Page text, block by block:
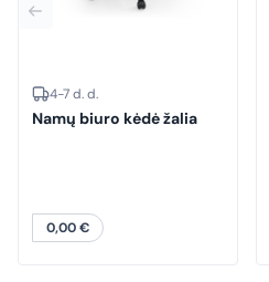
4-7 d. d.
Namų biuro kėdė žalia
0,00€